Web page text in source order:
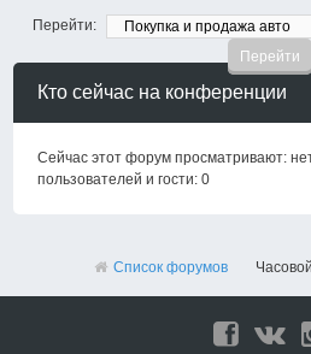
Перейти:
Кто сейчас на конференции
Сейчас этот форум просматривают:
пользователей и гости: 0
Список форумов